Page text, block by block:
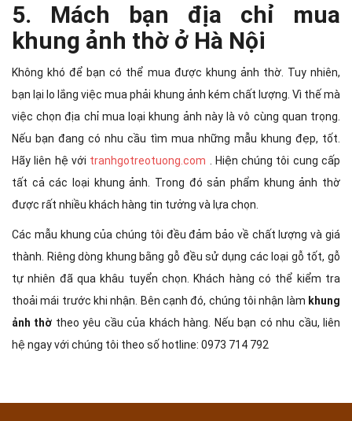
5. Mách bạn địa chỉ mua
khung ảnh thờ ở Hà Nội
Không khó để bạn có thể mua được khung ảnh thờ. Tuy nhiên,
bạn lại lo lắng việc mua phải khung ảnh kém chất lượng. Vì thế mà
việc chọn địa chỉ mua loại khung ảnh này là vô cùng quan trọng.
Nếu bạn đang có nhu cầu tìm mua những mẫu khung đẹp, tốt.
Hãy liên hệ với tranhgotreotuong.com
. Hiện chúng tôi cung cấp
tất cả các loại khung ảnh. Trong đó sản phẩm khung ảnh thờ
được rất nhiều khách hàng tin tưởng và lựa chọn.
Các mẫu khung của chúng tôi đều đảm bảo về chất lượng và giá
thành. Riêng dòng khung bằng gỗ đều sử dụng các loại gỗ tốt, gỗ
tự nhiên đã qua khâu tuyển chọn. Khách hàng có thể kiểm tra
thoải mái trước khi nhận. Bên cạnh đó, chúng tôi nhận làm khung
ảnh thờ theo yêu cầu của khách hàng. Nếu bạn có nhu cầu, liên
hệ ngay với chúng tôi theo số hotline: 0973 714 792